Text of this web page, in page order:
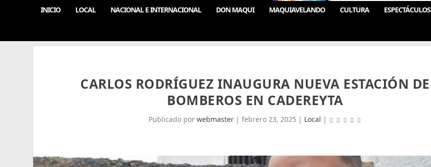
INICIO LOCAL NACIONAL E INTERNACIONAL DON MAQUI MAQUIAVELANDO CULTURA ESPECTÁCULOS
CARLOS RODRÍGUEZ INAUGURA NUEVA ESTACIÓN DE
BOMBEROS EN CADEREYTA
Publicado por webmaster| febrero 23, 2025 | Local |